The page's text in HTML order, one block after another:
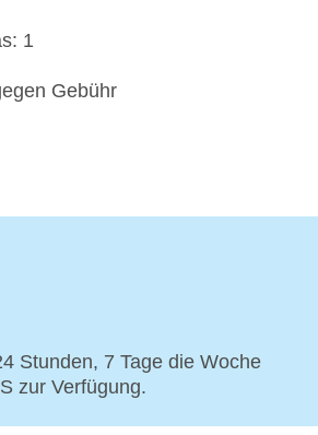
1
Gebühr
Stunden, 7 Tage die Woche
zur Verfügung.